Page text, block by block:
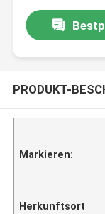
PRODUKT-
Markieren:
Herkunftsort